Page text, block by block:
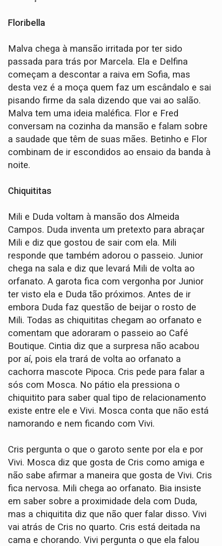
Floribella
Malva chega à mansão irritada por ter sido
passada para trás por Marcela. Ela e Delfina
começam a descontar a raiva em Sofia, mas
desta vez é a moça quem faz um escândalo e sai
pisando firme da sala dizendo que vai ao salão.
Malva tem uma ideia maléfica. Flor e Fred
conversam na cozinha da mansão e falam sobre
a saudade que têm de suas mães. Betinho e Flor
combinam de ir escondidos ao ensaio da banda à
noite.
Chiquititas
Mili e Duda voltam à mansão dos Almeida
Campos. Duda inventa um pretexto para abraçar
Mili e diz que gostou de sair com ela. Mili
responde que também adorou o passeio. Junior
chega na sala e diz que levará Mili de volta ao
orfanato. A garota fica com vergonha por Junior
ter visto ela e Duda tão próximos. Antes de ir
embora Duda faz questão de beijar o rosto de
Mili. Todas as chiquititas chegam ao orfanato e
comentam que adoraram o passeio ao Café
Boutique. Cintia diz que a surpresa não acabou
por aí, pois ela trará de volta ao orfanato a
cachorra mascote Pipoca. Cris pede para falar a
sós com Mosca. No pátio ela pressiona o
chiquitito para saber qual tipo de relacionamento
existe entre ele e Vivi. Mosca conta que não está
namorando e nem ficando com Vivi.
Cris pergunta o que o garoto sente por ela e por
Vivi. Mosca diz que gosta de Cris como amiga e
não sabe afirmar a maneira que gosta de Vivi. Cris
fica nervosa. Mili chega ao orfanato. Bia insiste
em saber sobre a proximidade dela com Duda,
mas a chiquitita diz que não quer falar disso. Vivi
vai atrás de Cris no quarto. Cris está deitada na
cama e chorando. Vivi pergunta o que ela falou